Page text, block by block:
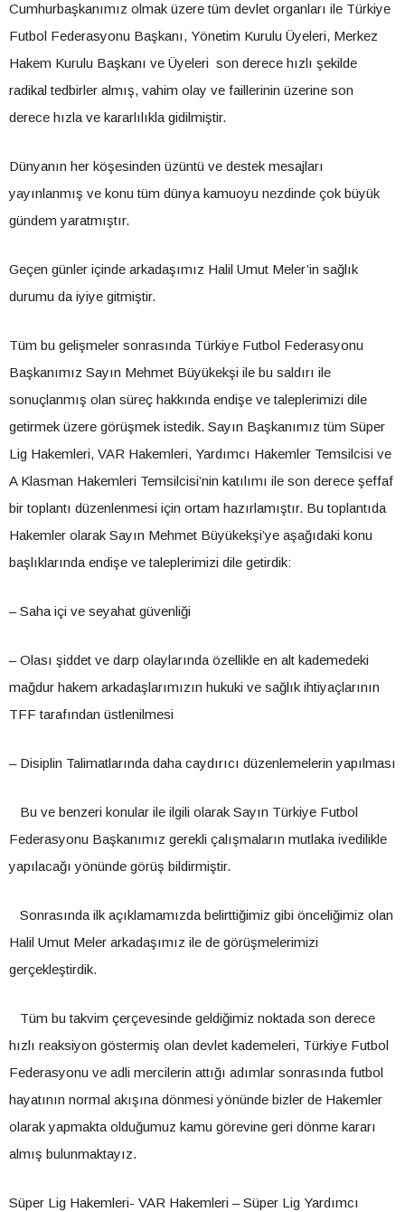
Cumhurbaşkanımız olmak üzere tüm devlet organları ile Türkiye
Futbol Federasyonu Başkanı, Yönetim Kurulu Üyeleri, Merkez
Hakem Kurulu Başkanı ve Üyeleri son derece hızlı şekilde
radikal tedbirler almış, vahim olay ve faillerinin üzerine son
derece hızla ve kararlılıkla gidilmiştir.
Dünyanın her köşesinden üzüntü ve destek mesajları
yayınlanmış ve konu tüm dünya kamuoyu nezdinde çok büyük
gündem yaratmıştır.
Geçen günler içinde arkadaşımız Halil Umut Meler’in sağlık
durumu da iyiye gitmiştir.
Tüm bu gelişmeler sonrasında Türkiye Futbol Federasyonu
Başkanımız Sayın Mehmet Büyükekşi ile bu saldırı ile
sonuçlanmış olan süreç hakkında endişe ve taleplerimizi dile
getirmek üzere görüşmek istedik. Sayın Başkanımız tüm Süper
Lig Hakemleri, VAR Hakemleri, Yardımcı Hakemler Temsilcisi ve
A Klasman Hakemleri Temsilcisi’nin katılımı ile son derece şeffaf
bir toplantı düzenlenmesi için ortam hazırlamıştır. Bu toplantıda
Hakemler olarak Sayın Mehmet Büyükekşi’ye aşağıdaki konu
başlıklarında endişe ve taleplerimizi dile getirdik:
– Saha içi ve seyahat güvenliği
– Olası şiddet ve darp olaylarında özellikle en alt kademedeki
mağdur hakem arkadaşlarımızın hukuki ve sağlık ihtiyaçlarının
TFF tarafından üstlenilmesi
– Disiplin Talimatlarında daha caydırıcı düzenlemelerin yapılması
Bu ve benzeri konular ile ilgili olarak Sayın Türkiye Futbol
Federasyonu Başkanımız gerekli çalışmaların mutlaka ivedilikle
yapılacağı yönünde görüş bildirmiştir.
Sonrasında ilk açıklamamızda belirttiğimiz gibi önceliğimiz olan
Halil Umut Meler arkadaşımız ile de görüşmelerimizi
gerçekleştirdik.
Tüm bu takvim çerçevesinde geldiğimiz noktada son derece
hızlı reaksiyon göstermiş olan devlet kademeleri, Türkiye Futbol
Federasyonu ve adli mercilerin attığı adımlar sonrasında futbol
hayatının normal akışına dönmesi yönünde bizler de Hakemler
olarak yapmakta olduğumuz kamu görevine geri dönme kararı
almış bulunmaktayız.
Süper Lig Hakemleri- VAR Hakemleri – Süper Lig Yardımcı